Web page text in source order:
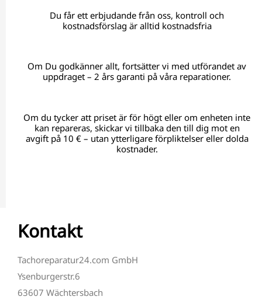
Du får ett erbjudande från oss, kontroll och
kostnadsförslag är alltid kostnadsfria
Om Du godkänner allt, fortsätter vi med utförandet av
uppdraget – 2 års garanti på våra reparationer.
Om du tycker att priset är för högt eller om enheten inte
kan repareras, skickar vi tillbaka den till dig mot en
avgift på 10 € – utan ytterligare förpliktelser eller dolda
kostnader.
Kontakt
Tachoreparatur24.com GmbH
Ysenburgerstr.6
63607 Wächtersbach